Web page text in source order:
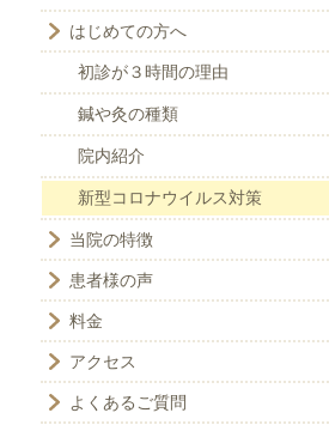
はじめての方へ
初診が３時間の理由
鍼や灸の種類
院内紹介
新型コロナウイルス対策
当院の特徴
患者様の声
料金
アクセス
よくあるご質問